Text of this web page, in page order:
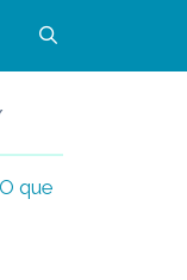
que